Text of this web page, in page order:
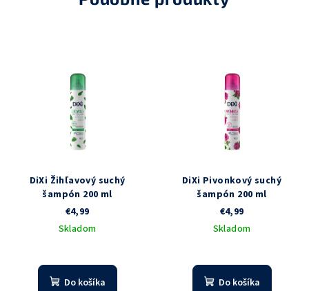
DiXi Žihľavový suchý
šampón 200 ml
€4,99
Skladom
hodnotenie
produktu
Do košíka
DiXi Pivonkový suchý
šampón 200 ml
€4,99
Skladom
Do košíka